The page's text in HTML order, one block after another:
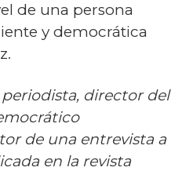
de una persona
y democrática
periodista, director del
de una entrevista a
en la revista